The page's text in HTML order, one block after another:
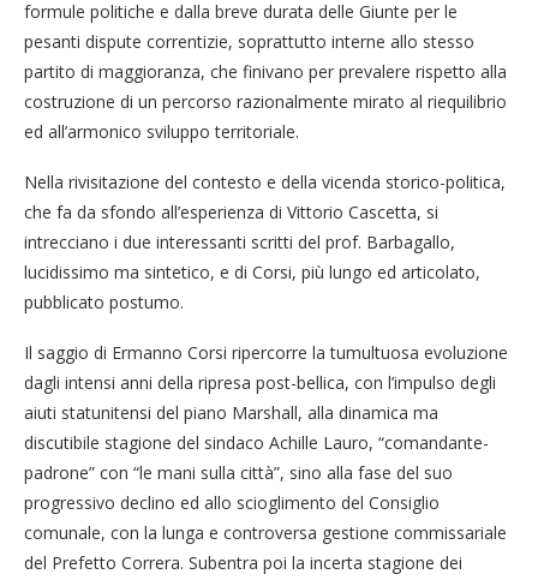
formule politiche e dalla breve durata delle Giunte per le
pesanti dispute correntizie, soprattutto interne allo stesso
partito di maggioranza, che finivano per prevalere rispetto alla
costruzione di un percorso razionalmente mirato al riequilibrio
ed all’armonico sviluppo territoriale.
Nella rivisitazione del contesto e della vicenda storico-politica,
che fa da sfondo all’esperienza di Vittorio Cascetta, si
intrecciano i due interessanti scritti del prof. Barbagallo,
lucidissimo ma sintetico, e di Corsi, più lungo ed articolato,
pubblicato postumo.
Il saggio di Ermanno Corsi ripercorre la tumultuosa evoluzione
dagli intensi anni della ripresa post-bellica, con l’impulso degli
aiuti statunitensi del piano Marshall, alla dinamica ma
discutibile stagione del sindaco Achille Lauro, “comandante-
padrone” con “le mani sulla città”, sino alla fase del suo
progressivo declino ed allo scioglimento del Consiglio
comunale, con la lunga e controversa gestione commissariale
del Prefetto Correra. Subentra poi la incerta stagione dei